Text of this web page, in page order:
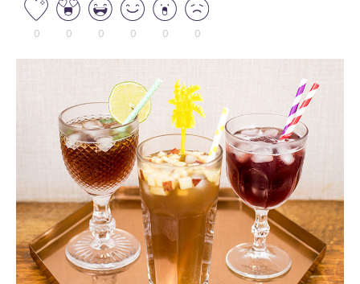
0 0 0 0 0 0